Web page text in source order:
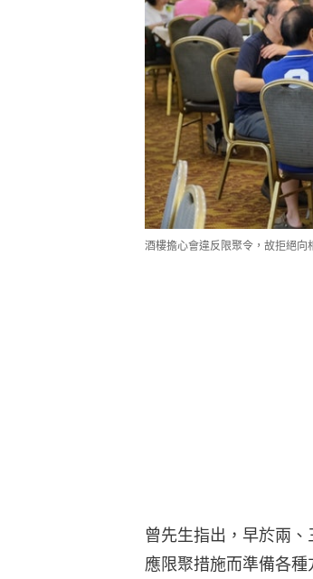
酒樓擔心會違反限聚令，故拒絕向
曾先生指出，早於兩
應限聚措施而準備各